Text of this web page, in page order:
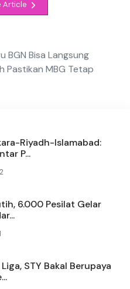
Article
BGN Bisa Langsung
Pastikan MBG Tetap
Riyadh-Islamabad:
P...
2
6.000 Pesilat Gelar
STY Bakal Berupaya